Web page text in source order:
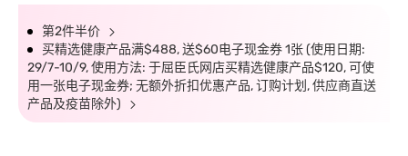
第2件半价
买精选健康产品满$488, 送$60电子现金券 1张 (使用日期:
29/7-10/9, 使用方法: 于屈臣氏网店买精选健康产品$120, 可使
用一张电子现金券; 无额外折扣优惠产品, 订购计划, 供应商直送
产品及疫苗除外)